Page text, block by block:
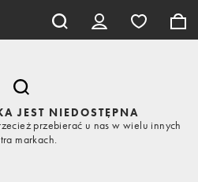
JEST NIEDOSTĘPNA
przebierać u nas w wielu innych
markach.